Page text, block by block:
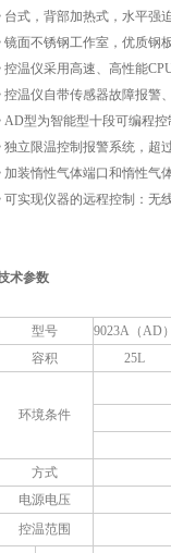
台式，背部加热式，水平强
镜面不锈钢工作室，优质钢
控温仪采用高速、高性能
控温仪自带传感器故障报警
AD型为智能型十段可编程
独立限温控制报警系统，超
加装惰性气体端口和惰性气
可实现仪器的远程控制：无
术参数
型号
9023A（AD
容积
25L
环境条件
方式
电源电压
控温范围